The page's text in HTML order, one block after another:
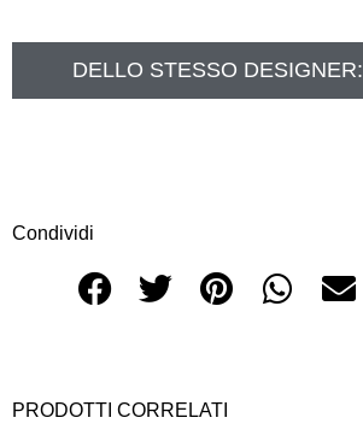
DELLO STESSO DESIGNER:
Condividi
PRODOTTI CORRELATI